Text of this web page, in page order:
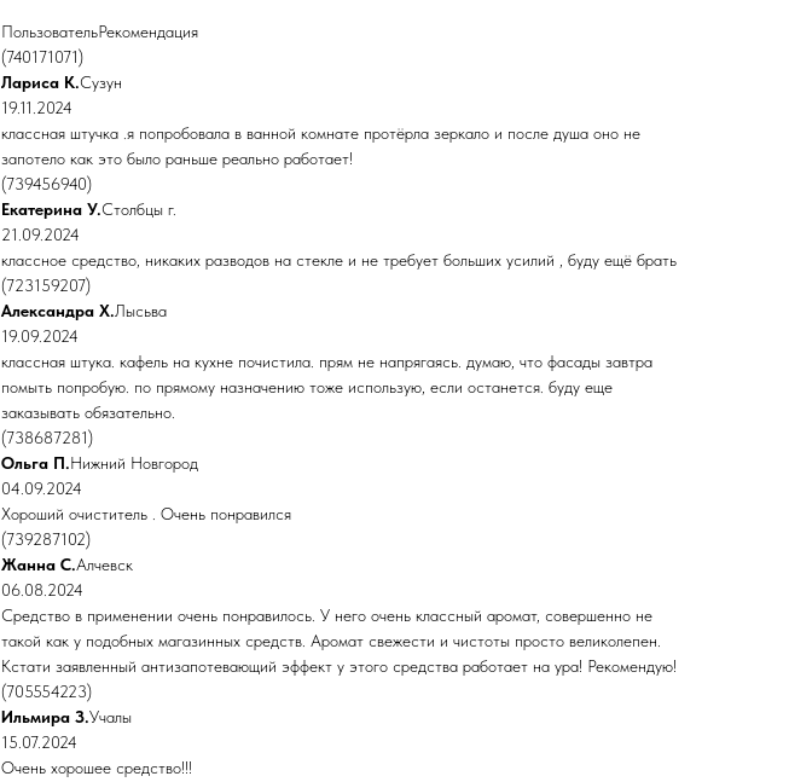
ПользовательРекомендация
(740171071)
Лариса К.Сузун
19.11.2024
классная штучка .я попробовала в ванной комнате протёрла зеркало и после душа оно не
запотело как это было раньше реально работает!
(739456940)
Екатерина У.Столбцы г.
21.09.2024
классное средство, никаких разводов на стекле и не требует больших усилий , буду ещё брать
(723159207)
Александра Х.Лысьва
19.09.2024
классная штука. кафель на кухне почистила. прям не напрягаясь. думаю, что фасады завтра
помыть попробую. по прямому назначению тоже использую, если останется. буду еще
заказывать обязательно.
(738687281)
Ольга П.Нижний Новгород
04.09.2024
Хороший очиститель . Очень понравился
(739287102)
Жанна С.Алчевск
06.08.2024
Средство в применении очень понравилось. У него очень классный аромат, совершенно не
такой как у подобных магазинных средств. Аромат свежести и чистоты просто великолепен.
Кстати заявленный антизапотевающий эффект у этого средства работает на ура! Рекомендую!
(705554223)
Ильмира З.Учалы
15.07.2024
Очень хорошее средство!!!